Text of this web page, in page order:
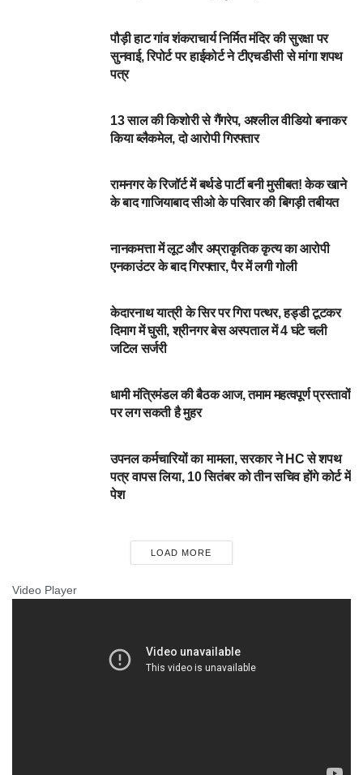
पौड़ी हाट गांव शंकराचार्य निर्मित मंदिर की सुरक्षा पर
सुनवाई, रिपोर्ट पर हाईकोर्ट ने टीएचडीसी से मांगा शपथ
पत्र
13 साल की किशोरी से गैंगरेप, अश्लील वीडियो बनाकर
किया ब्लैकमेल, दो आरोपी गिरफ्तार
रामनगर के रिजॉर्ट में बर्थडे पार्टी बनी मुसीबत! केक खाने
के बाद गाजियाबाद सीओ के परिवार की बिगड़ी तबीयत
नानकमत्ता में लूट और अप्राकृतिक कृत्य का आरोपी
एनकाउंटर के बाद गिरफ्तार, पैर में लगी गोली
केदारनाथ यात्री के सिर पर गिरा पत्थर, हड्डी टूटकर
दिमाग में घुसी, श्रीनगर बेस अस्पताल में 4 घंटे चली
जटिल सर्जरी
धामी मंत्रिमंडल की बैठक आज, तमाम महत्वपूर्ण प्रस्तावों
पर लग सकती है मुहर
उपनल कर्मचारियों का मामला, सरकार ने HC से शपथ
पत्र वापस लिया, 10 सितंबर को तीन सचिव होंगे कोर्ट में
पेश
LOAD MORE
Video Player